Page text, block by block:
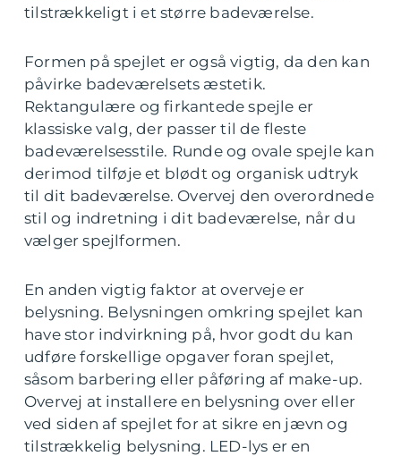
tilstrækkeligt i et større badeværelse.
Formen på spejlet er også vigtig, da den kan
påvirke badeværelsets æstetik.
Rektangulære og firkantede spejle er
klassiske valg, der passer til de fleste
badeværelsesstile. Runde og ovale spejle kan
derimod tilføje et blødt og organisk udtryk
til dit badeværelse. Overvej den overordnede
stil og indretning i dit badeværelse, når du
vælger spejlformen.
En anden vigtig faktor at overveje er
belysning. Belysningen omkring spejlet kan
have stor indvirkning på, hvor godt du kan
udføre forskellige opgaver foran spejlet,
såsom barbering eller påføring af make-up.
Overvej at installere en belysning over eller
ved siden af spejlet for at sikre en jævn og
tilstrækkelig belysning. LED-lys er en